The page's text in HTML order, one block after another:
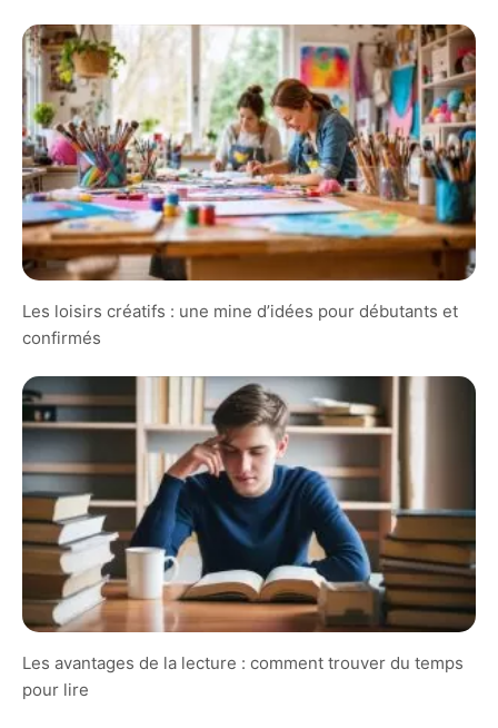
Les loisirs créatifs : une mine d’idées pour débutants et
confirmés
Les avantages de la lecture : comment trouver du temps
pour lire